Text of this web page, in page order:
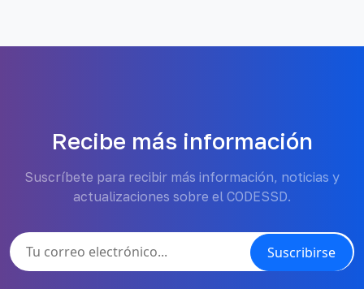
Recibe más información
Suscríbete para recibir más información, noticias y
actualizaciones sobre el CODESSD.
Suscribirse